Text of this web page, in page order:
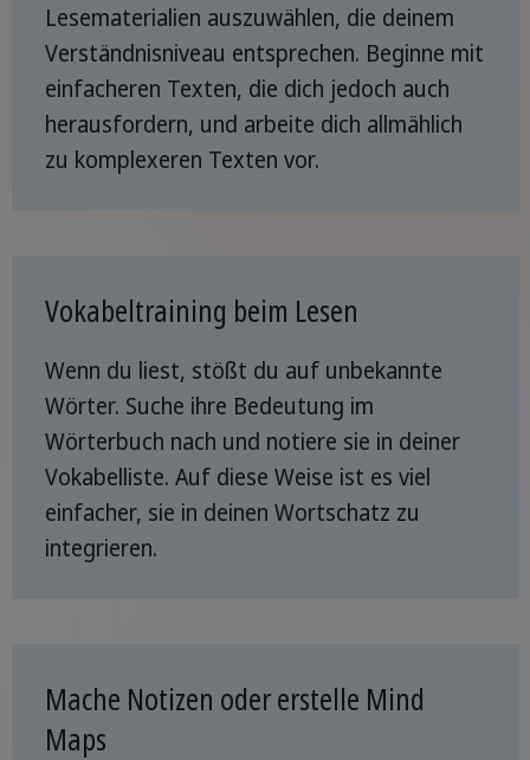
Lesematerialien auszuwählen, die deinem
Verständnisniveau entsprechen. Beginne mit
einfacheren Texten, die dich jedoch auch
herausfordern, und arbeite dich allmählich
zu komplexeren Texten vor.
Vokabeltraining beim Lesen
Wenn du liest, stößt du auf unbekannte
Wörter. Suche ihre Bedeutung im
Wörterbuch nach und notiere sie in deiner
Vokabelliste. Auf diese Weise ist es viel
einfacher, sie in deinen Wortschatz zu
integrieren.
Mache Notizen oder erstelle Mind
Maps